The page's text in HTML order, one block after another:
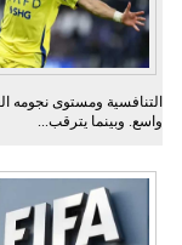
التنافسية ومستوى نجومه
واسع. وبينما يترقب...